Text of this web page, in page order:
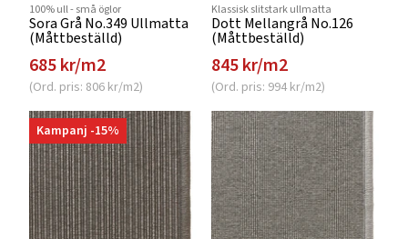
100% ull - små öglor
Sora Grå No.349 Ullmatta
(Måttbeställd)
685 kr/m2
(Ord. pris: 806 kr/m2)
Klassisk slitstark ullmatta
Dott Mellangrå No.126
(Måttbeställd)
845 kr/m2
(Ord. pris: 994 kr/m2)
Kampanj -15%